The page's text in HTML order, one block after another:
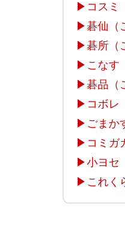
▶ コスミ
▶碁仙（
▶碁所（
▶ こなす
▶碁品（
▶ コボレ
▶ ごまか
▶ コミガ
▶小ヨセ
▶ これく